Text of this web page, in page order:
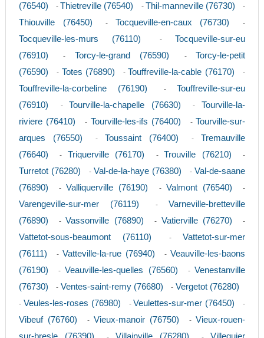
(76540)
- Thietreville (76540) - Thil-manneville (76730) -
Thiouville (76450) - Tocqueville-en-caux (76730) -
Tocqueville-les-murs (76110) - Tocqueville-sur-eu
(76910)
- Torcy-le-grand (76590) - Torcy-le-petit
(76590)
- Totes (76890) - Touffreville-la-cable (76170) -
Touffreville-la-corbeline (76190) - Touffreville-sur-eu
(76910)
- Tourville-la-chapelle (76630) - Tourville-la-
riviere (76410)
- Tourville-les-ifs (76400) - Tourville-sur-
arques (76550)
- Toussaint (76400) - Tremauville
(76640)
- Triquerville (76170) - Trouville (76210) -
Turretot (76280) - Val-de-la-haye (76380) - Val-de-saane
(76890)
- Valliquerville (76190) - Valmont (76540) -
Varengeville-sur-mer (76119) - Varneville-bretteville
(76890)
- Vassonville (76890) - Vatierville (76270) -
Vattetot-sous-beaumont (76110) - Vattetot-sur-mer
(76111)
- Vatteville-la-rue (76940) - Veauville-les-baons
(76190)
- Veauville-les-quelles (76560) - Venestanville
(76730)
- Ventes-saint-remy (76680) - Vergetot (76280)
- Veules-les-roses (76980) - Veulettes-sur-mer (76450) -
Vibeuf (76760) - Vieux-manoir (76750) - Vieux-rouen-